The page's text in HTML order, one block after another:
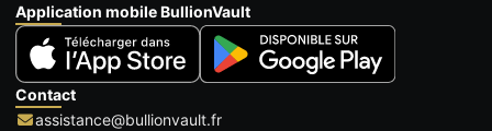
Application mobile BullionVault
Contact
assistance@bullionvault.fr